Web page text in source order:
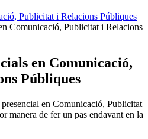
Publicitat i Relacions Públiques
Comunicació, Publicitat i Relacions
en Comunicació,
Públiques
en Comunicació, Publicitat
manera de fer un pas endavant en la